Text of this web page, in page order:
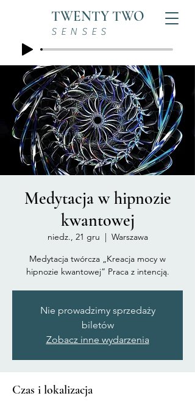
TWENTY TWO
SENSES
Medytacja w hipnozie
kwantowej
niedz., 21 gru
  |
Warszawa
Medytacja twórcza „Kreacja mocy w
hipnozie kwantowej” Praca z intencją.
Nie prowadzimy sprzedaży
biletów
Zobacz inne wydarzenia
Czas i lokalizacja